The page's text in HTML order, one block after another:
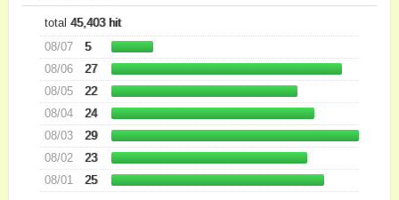
total 45,403 hit
08/07
5
08/06
27
08/05
22
08/04
24
08/03
29
08/02
23
08/01
25